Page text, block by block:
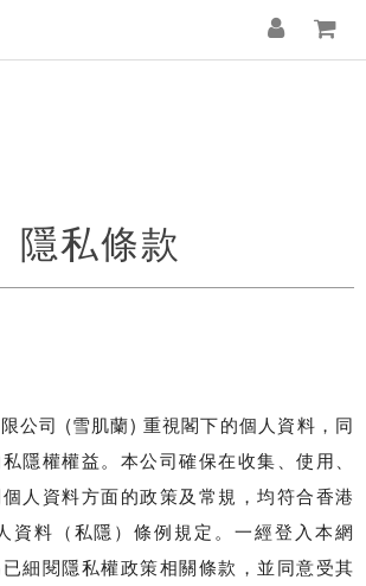
隱私條款
公司 (雪肌蘭) 重視閣下的個人資料，同
隱權權益。本公司確保在收集、使用、
人資料方面的政策及常規，均符合香港
資料（私隱）條例規定。一經登入本網
細閱隱私權政策相關條款，並同意受其